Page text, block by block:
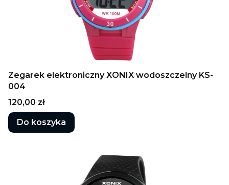
Zegarek elektroniczny XONIX wodoszczelny KS-
004
Cena
120,00 zł
Do koszyka